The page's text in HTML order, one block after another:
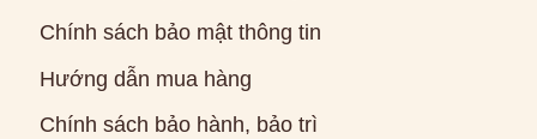
Chính sách bảo mật thông tin
Hướng dẫn mua hàng
Chính sách bảo hành, bảo trì